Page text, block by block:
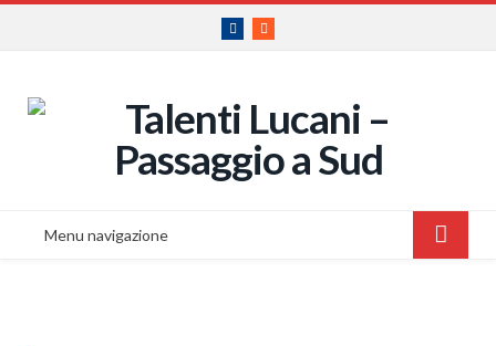
Facebook
RSS
Menu navigazione